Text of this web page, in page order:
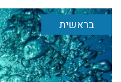
בראשית